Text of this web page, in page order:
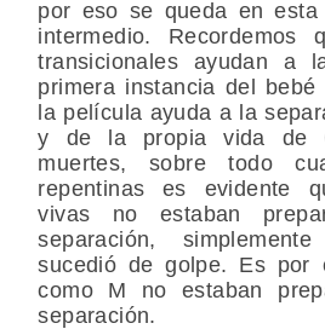
por eso se queda en
intermedio. Recordemos
transicionales ayudan a
primera instancia del
la película ayuda a la
y de la propia vida de
muertes, sobre todo
repentinas es evidente
vivas no estaban
separación,
sucedió de golpe. Es por
como M no estaban
separación.